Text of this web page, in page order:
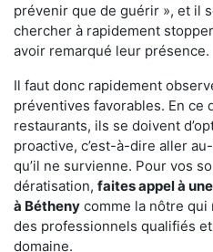
prévenir que de guérir », et il
chercher à rapidement
avoir remarqué leur présence.
Il faut donc rapidement
préventives favorables. En ce
restaurants, ils se doivent
proactive, c’est-à-dire aller
qu’il ne survienne. Pour vos
dératisation, faites appel à
à Bétheny comme la nôtre
des professionnels qualifiés
domaine.